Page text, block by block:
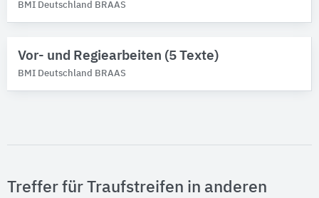
BMI Deutschland BRAAS
Vor- und Regiearbeiten (5 Texte)
BMI Deutschland BRAAS
Treffer für Traufstreifen in anderen